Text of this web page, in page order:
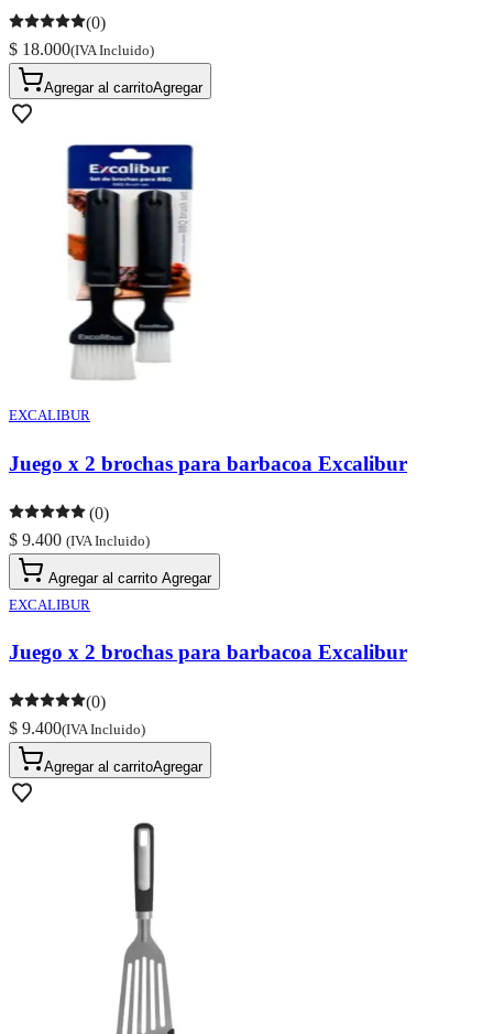
(0)
$ 18.000(IVA Incluido)
Agregar al carritoAgregar
EXCALIBUR
Juego x 2 brochas para barbacoa Excalibur
(0)
$ 9.400 (IVA Incluido)
Agregar al carrito Agregar
EXCALIBUR
Juego x 2 brochas para barbacoa Excalibur
(0)
$ 9.400(IVA Incluido)
Agregar al carritoAgregar